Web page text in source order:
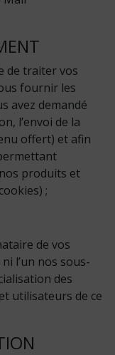
de traiter vos
fournir les
avez demandé
l’envoi de la
offert) et afin
produits et
;
de vos
l’un nos sous-
des
utilisateurs de ce